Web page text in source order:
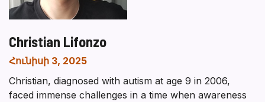
Christian Lifonzo
Հունիսի 3, 2025
Christian, diagnosed with autism at age 9 in 2006,
faced immense challenges in a time when awareness